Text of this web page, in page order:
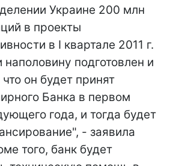
Украине 200 млн
в проекты
в I квартале 2011 г.
наполовину подготовлен и
он будет принят
Банка в первом
года, и тогда будет
- заявила
того, банк будет